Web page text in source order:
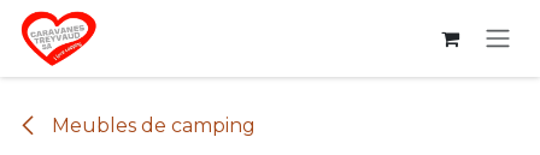
Se rendre au contenu
Meubles de camping